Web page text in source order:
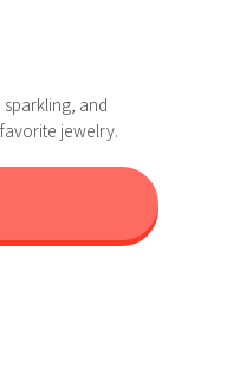
and
jewelry.